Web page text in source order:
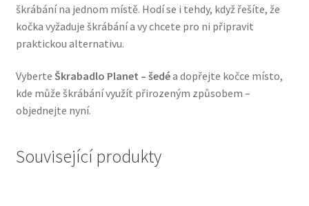
Royal Canin pro psy
Vodítka a obojky
škrábání na jednom místě. Hodí se i tehdy, když řešíte, že
kočka vyžaduje škrábání a vy chcete pro ni připravit
praktickou alternativu.
Vyberte Škrabadlo Planet – šedéa dopřejte kočce místo,
kde může škrábání využít přirozeným způsobem –
objednejte nyní.
Související produkty